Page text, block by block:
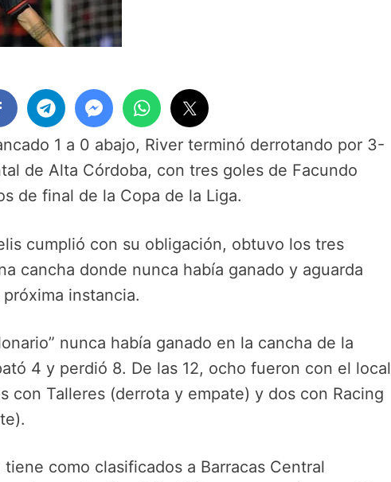
1 a 0 abajo, River terminó derrotando por 3-
de Alta Córdoba, con tres goles de Facundo
de final de la Copa de la Liga.
cumplió con su obligación, obtuvo los tres
cancha donde nunca había ganado y aguarda
instancia.
nunca había ganado en la cancha de la
4 y perdió 8. De las 12, ocho fueron con el local
con Talleres (derrota y empate) y dos con Racing
como clasificados a Barracas Central